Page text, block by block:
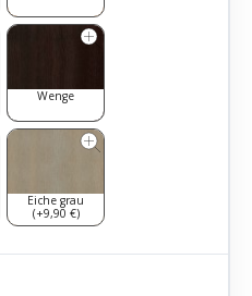
Wenge
Eiche grau
(+9,90 €)